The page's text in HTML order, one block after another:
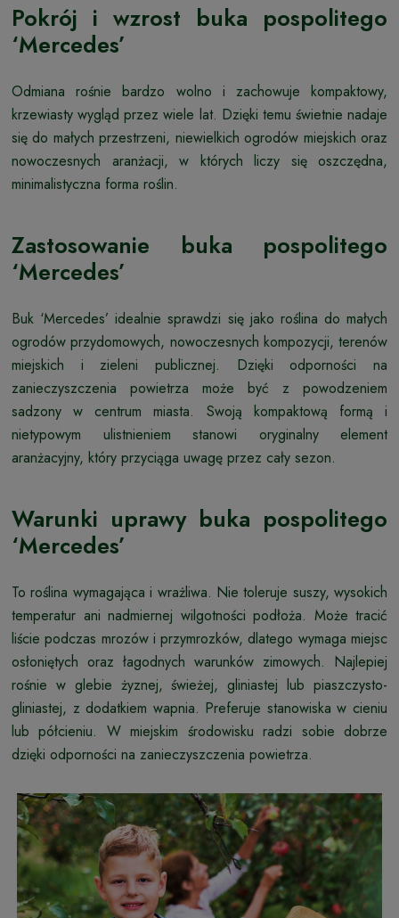
Pokrój i wzrost buka pospolitego
‘Mercedes’
Odmiana rośnie bardzo wolno i zachowuje kompaktowy,
krzewiasty wygląd przez wiele lat. Dzięki temu świetnie nadaje
się do małych przestrzeni, niewielkich ogrodów miejskich oraz
nowoczesnych aranżacji, w których liczy się oszczędna,
minimalistyczna forma roślin.
Zastosowanie buka pospolitego
‘Mercedes’
Buk ‘Mercedes’ idealnie sprawdzi się jako roślina do małych
ogrodów przydomowych, nowoczesnych kompozycji, terenów
miejskich i zieleni publicznej. Dzięki odporności na
zanieczyszczenia powietrza może być z powodzeniem
sadzony w centrum miasta. Swoją kompaktową formą i
nietypowym ulistnieniem stanowi oryginalny element
aranżacyjny, który przyciąga uwagę przez cały sezon.
Warunki uprawy buka pospolitego
‘Mercedes’
To roślina wymagająca i wrażliwa. Nie toleruje suszy, wysokich
temperatur ani nadmiernej wilgotności podłoża. Może tracić
liście podczas mrozów i przymrozków, dlatego wymaga miejsc
osłoniętych oraz łagodnych warunków zimowych. Najlepiej
rośnie w glebie żyznej, świeżej, gliniastej lub piaszczysto-
gliniastej, z dodatkiem wapnia. Preferuje stanowiska w cieniu
lub półcieniu. W miejskim środowisku radzi sobie dobrze
dzięki odporności na zanieczyszczenia powietrza.